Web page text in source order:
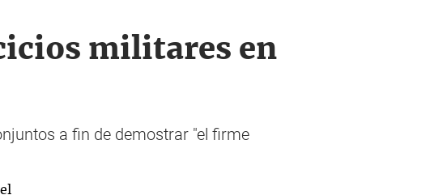
militares en
a fin de demostrar "el firme